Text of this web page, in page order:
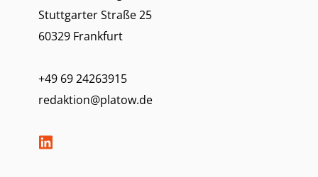
Stuttgarter Straße 25
60329 Frankfurt
+49 69 24263915
redaktion@platow.de